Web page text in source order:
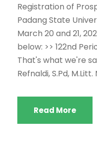
Registration of
Padang State
March 20 and 21,
below: >> 122nd
That's what we're
Refnaldi, S.Pd, M.Litt.
Read More